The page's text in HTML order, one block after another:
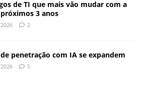
de TI que mais vão mudar com a
3 anos
2
penetração com IA se expandem
5